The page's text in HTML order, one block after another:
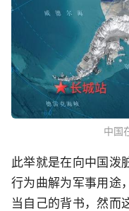
中国
此举就是在向中国泼
行为曲解为军事用途
当自己的背书，然而